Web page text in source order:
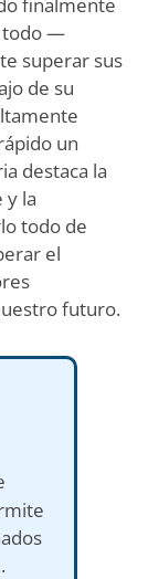
todo —
superar sus
de su
un
destaca la
y la
todo de
el
futuro.